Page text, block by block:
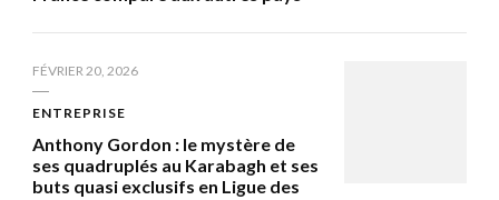
FÉVRIER 20, 2026
ENTREPRISE
Anthony Gordon : le mystère de
ses quadruplés au Karabagh et ses
buts quasi exclusifs en Ligue des